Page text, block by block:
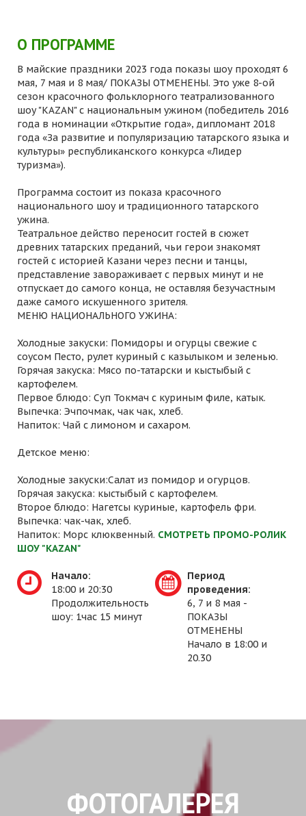
О ПРОГРАММЕ
В майские праздники 2023 года показы шоу проходят 6
мая, 7 мая и 8 мая/ ПОКАЗЫ ОТМЕНЕНЫ. Это уже 8-ой
сезон красочного фольклорного театрализованного
шоу "KAZAN" с национальным ужином (победитель 2016
года в номинации «Открытие года», дипломант 2018
года «За развитие и популяризацию татарского языка и
культуры» республиканского конкурса «Лидер
туризма»).
Программа состоит из показа красочного
национального шоу и традиционного татарского
ужина.
Театральное действо переносит гостей в сюжет
древних татарских преданий, чьи герои знакомят
гостей с историей Казани через песни и танцы,
представление завораживает с первых минут и не
отпускает до самого конца, не оставляя безучастным
даже самого искушенного зрителя.
МЕНЮ НАЦИОНАЛЬНОГО УЖИНА:
Холодные закуски: Помидоры и огурцы свежие с
соусом Песто, рулет куриный с казылыком и зеленью.
Горячая закуска: Мясо по-татарски и кыстыбый с
картофелем.
Первое блюдо: Суп Токмач с куриным филе, катык.
Выпечка: Эчпочмак, чак чак, хлеб.
Напиток: Чай с лимоном и сахаром.
Детское меню:
Холодные закуски:Салат из помидор и огурцов.
Горячая закуска: кыстыбый с картофелем.
Второе блюдо: Нагетсы куриные, картофель фри.
Выпечка: чак-чак, хлеб.
Напиток: Морс клюквенный. СМОТРЕТЬ ПРОМО-РОЛИК
ШОУ "KAZAN"
Начало:
18:00 и 20:30
Продолжительность
шоу: 1час 15 минут
Период
проведения:
6, 7 и 8 мая -
ПОКАЗЫ
ОТМЕНЕНЫ
Начало в 18:00 и
20.30
ФОТОГАЛЕРЕЯ